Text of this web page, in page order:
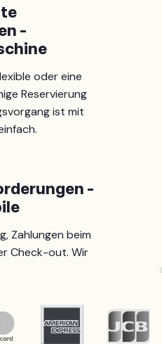
-
oder eine
Reservierung
ist mit
-
Zahlungen beim
Check-out. Wir